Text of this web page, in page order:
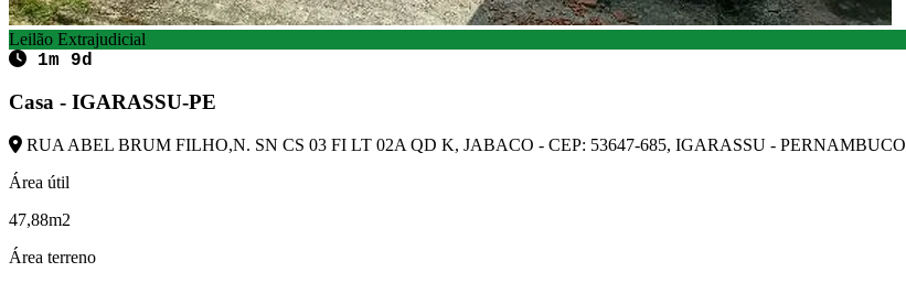
Leilão Extrajudicial
1m 9d
Casa - IGARASSU-PE
RUA ABEL BRUM FILHO,N. SN CS 03 FI LT 02A QD K, JABACO - CEP: 53647-685, IGARASSU - PERNAMBUCO
Área útil
47,88m2
Área terreno